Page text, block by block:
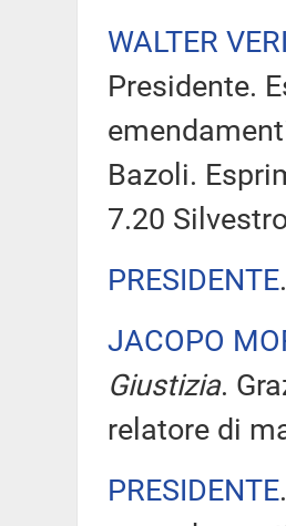
WALTER
Presidente.
Bazoli.
7.20
PRESIDENTE
JACOPO
Giustizia.
relatore di
PRESIDENTE